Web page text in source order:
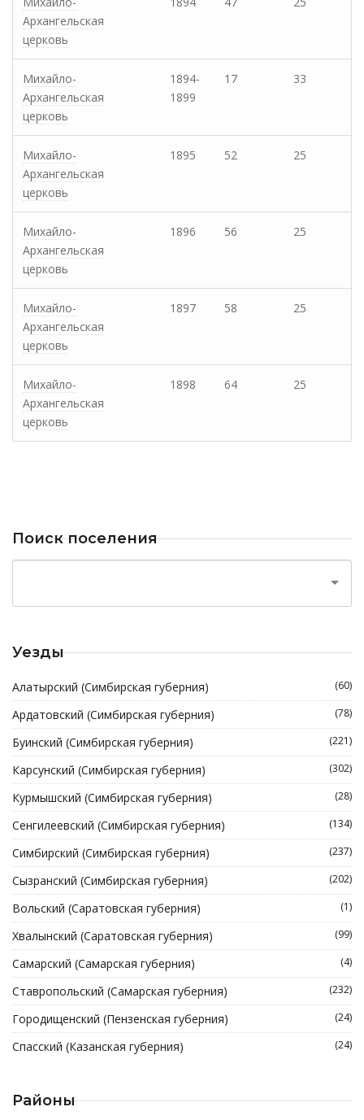
Архангельская
церковь
Михайло-
Архангельская
церковь
1894-
1899
17 33
Михайло-
Архангельская
церковь
1895 52 25
Михайло-
Архангельская
церковь
1896 56 25
Михайло-
Архангельская
церковь
1897 58 25
Михайло-
Архангельская
церковь
1898 64 25
Поиск поселения
Уезды
Алатырский (Симбирская губерния) (60)
Ардатовский (Симбирская губерния) (78)
Буинский (Симбирская губерния) (221)
Карсунский (Симбирская губерния) (302)
Курмышский (Симбирская губерния) (28)
Сенгилеевский (Симбирская губерния) (134)
Симбирский (Симбирская губерния) (237)
Сызранский (Симбирская губерния) (202)
Вольский (Саратовская губерния) (1)
Хвалынский (Саратовская губерния) (99)
Самарский (Самарская губерния) (4)
Ставропольский (Самарская губерния) (232)
Городищенский (Пензенская губерния) (24)
Спасский (Казанская губерния) (24)
Районы